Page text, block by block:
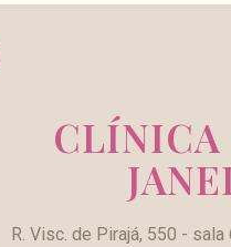
CLÍNICA
R. Visc. de Pirajá, 550 -